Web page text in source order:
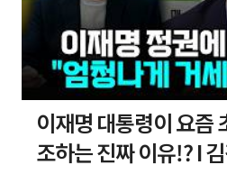
이재명 대통령이 요즘
조하는 진짜 이유!? I